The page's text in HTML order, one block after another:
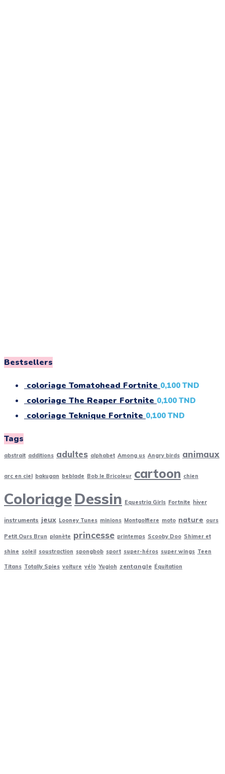
Bestsellers
coloriage Tomatohead Fortnite 0,100 TND
coloriage The Reaper Fortnite 0,100 TND
coloriage Teknique Fortnite 0,100 TND
Tags
abstrait additions adultes alphabet Among us Angry birds animaux
arc en ciel bakugan beblade Bob le Bricoleur cartoon chien
ColoriageDessin Equestria Girls Fortnite hiver
instruments jeux Looney Tunes minions Montgolfiere moto nature ours
Petit Ours Brun planète princesse printemps Scooby Doo Shimer et
shine soleil soustraction spongbob sport super-héros super wings Teen
Titans Totally Spies voiture vélo Yugioh zentangle Équitation